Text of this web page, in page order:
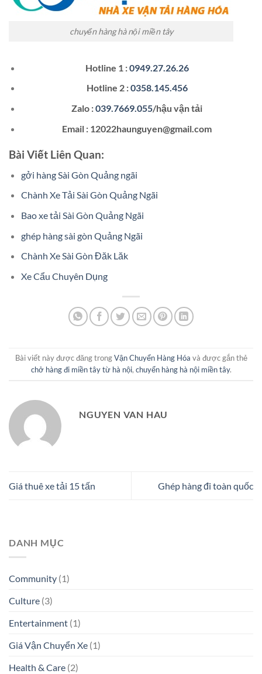
chuyển hàng hà nội miền tây
Hotline 1 :0949.27.26.26
Hotline 2 :0358.145.456
Zalo :039.7669.055/hậu vận tải
Email : 12022haunguyen@gmail.com
Bài Viết Liên Quan:
gởi hàng Sài Gòn Quảng ngãi
Chành Xe Tải Sài Gòn Quảng Ngãi
Bao xe tải Sài Gòn Quảng Ngãi
ghép hàng sài gòn Quảng Ngãi
Chành Xe Sài Gòn Đăk Lăk
Xe Cẩu Chuyên Dụng
Bài viết này được đăng trongVận Chuyển Hàng Hóa và được gắn thẻ
chở hàng đi miền tây từ hà nội, chuyển hàng hà nội miền tây.
NGUYEN VAN HAU
Giá thuê xe tải 15 tấn Ghép hàng đi toàn quốc
DANH MỤC
Community (1)
Culture (3)
Entertainment (1)
Giá Vận Chuyển Xe (1)
Health & Care (2)